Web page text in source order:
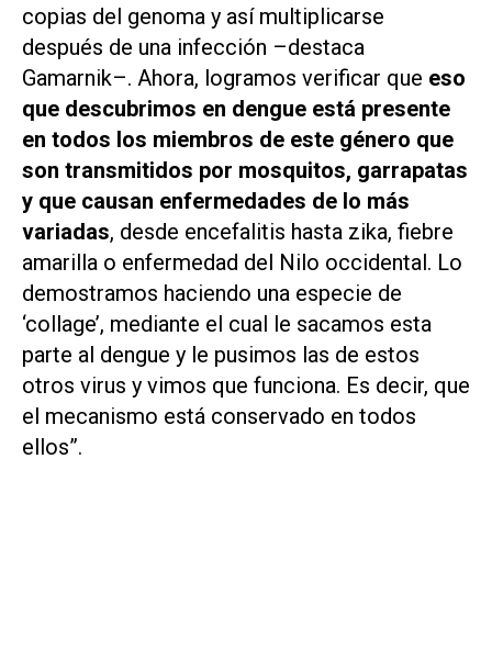
copias del genoma y así multiplicarse
después de una infección –destaca
Gamarnik–. Ahora, logramos verificar que eso
que descubrimos en dengue está presente
en todos los miembros de este género que
son transmitidos por mosquitos, garrapatas
y que causan enfermedades de lo más
variadas, desde encefalitis hasta zika, fiebre
amarilla o enfermedad del Nilo occidental. Lo
demostramos haciendo una especie de
‘collage’, mediante el cual le sacamos esta
parte al dengue y le pusimos las de estos
otros virus y vimos que funciona. Es decir, que
el mecanismo está conservado en todos
ellos”.